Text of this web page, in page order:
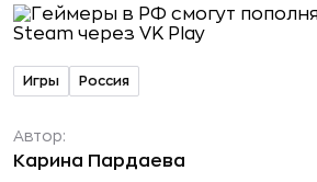
Игры Россия
Автор:
Карина Пардаева